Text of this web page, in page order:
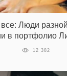
Люди
в портфолио
12 382